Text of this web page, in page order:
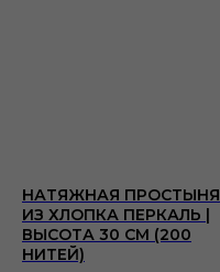
НАТЯЖНАЯ ПРОСТЫНЯ
ИЗ ХЛОПКА ПЕРКАЛЬ |
ВЫСОТА 30 СМ (200
НИТЕЙ)